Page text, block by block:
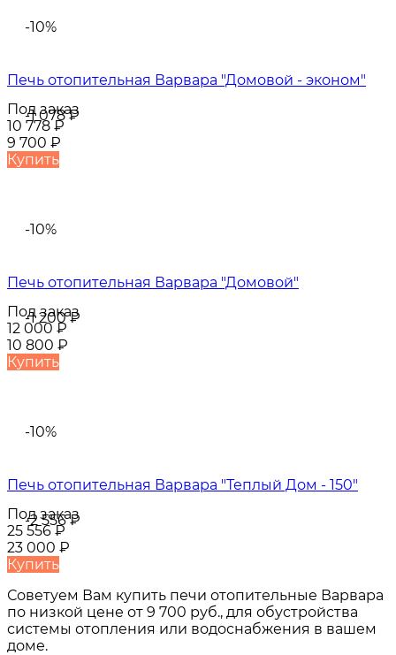
-10%
-1 078₽
Печь отопительная Варвара "Домовой - эконом"
Под заказ
10 778₽
9 700 ₽
Купить
-10%
-1 200₽
Печь отопительная Варвара "Домовой"
Под заказ
12 000₽
10 800 ₽
Купить
-10%
-2 556₽
Печь отопительная Варвара "Теплый Дом - 150"
Под заказ
25 556₽
23 000 ₽
Купить
Советуем Вам купить печи отопительные Варвара
по низкой цене от 9 700 руб., для обустройства
системы отопления или водоснабжения в вашем
доме.